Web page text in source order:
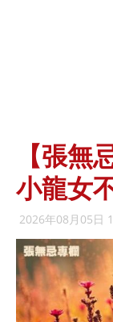
【張無
小龍女
2026年08月05日